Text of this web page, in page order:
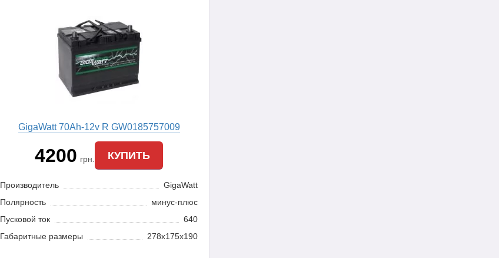
GigaWatt 70Ah-12v R GW0185757009
4200 грн. КУПИТЬ
Производитель
GigaWatt
Полярность
минус-плюс
Пусковой ток
640
Габаритные размеры
278x175x190